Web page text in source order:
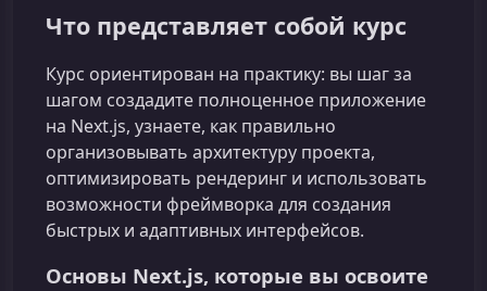
Что представляет собой курс
Курс ориентирован на практику: вы шаг за
шагом создадите полноценное приложение
на Next.js, узнаете, как правильно
организовывать архитектуру проекта,
оптимизировать рендеринг и использовать
возможности фреймворка для создания
быстрых и адаптивных интерфейсов.
Основы Next.js, которые вы освоите